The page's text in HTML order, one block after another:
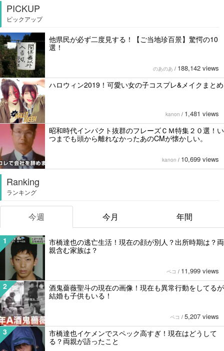
PICKUP
ピックアップ
他県民が必ず二度見する！【ご当地珍百景】驚愕の10
選！
のあのあ / 188,142 views
ハロウィン2019！可愛い女の子コスプレ&メイクまとめ
kanon / 1,481 views
昭和時代インパクト抜群のフレーズＣＭ特集２０選！い
つまでも頭から離れなかったあのCMが懐かしい。
kanon / 10,699 views
Ranking
ランキング
今週 今月 年間
1
市橋達也の逃亡生活！現在の顔が別人？出所時期は？両
親含む家族は？
ペコ / 11,999 views
2
酒鬼薔薇聖斗の現在の画像！現在も異常行動をしてるが
結婚も子供もいる！
ペコ / 5,207 views
3
市橋達也イケメンでスペック高すぎ！現在はどうして
る？両親が語ったこと